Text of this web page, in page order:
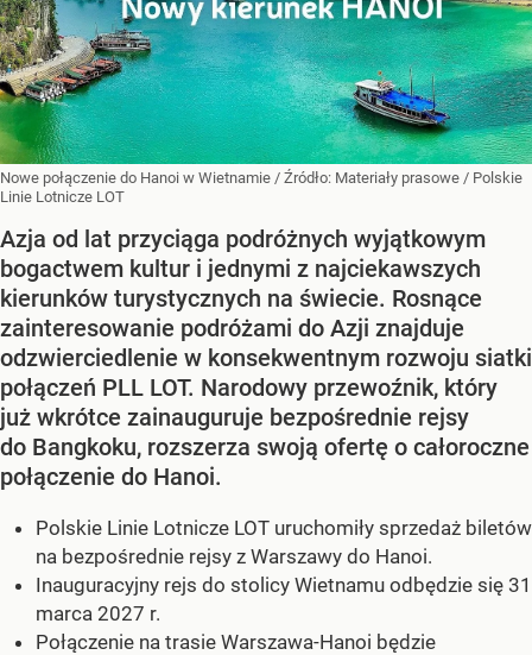
Nowe połączenie do Hanoi w Wietnamie / Źródło: Materiały prasowe / Polskie
Linie Lotnicze LOT
Azja od lat przyciąga podróżnych wyjątkowym
bogactwem kultur i jednymi z najciekawszych
kierunków turystycznych na świecie. Rosnące
zainteresowanie podróżami do Azji znajduje
odzwierciedlenie w konsekwentnym rozwoju siatki
połączeń PLL LOT. Narodowy przewoźnik, który
już wkrótce zainauguruje bezpośrednie rejsy
do Bangkoku, rozszerza swoją ofertę o całoroczne
połączenie do Hanoi.
Polskie Linie Lotnicze LOT uruchomiły sprzedaż biletów
na bezpośrednie rejsy z Warszawy do Hanoi.
Inauguracyjny rejs do stolicy Wietnamu odbędzie się 31
marca 2027 r.
Połączenie na trasie Warszawa-Hanoi będzie